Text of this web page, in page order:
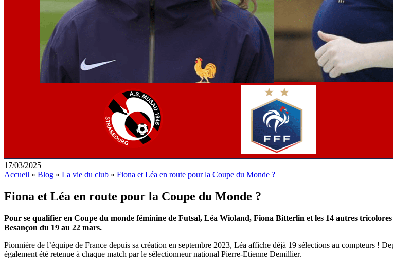
17/03/2025
Accueil » Blog » La vie du club » Fiona et Léa en route pour la Coupe du Monde ?
Fiona et Léa en route pour la Coupe du Monde ?
Pour se qualifier en Coupe du monde féminine de Futsal, Léa Wioland, Fiona Bitterlin et les 14 autres
Besançon du 19 au 22 mars.
Pionnière de l’équipe de France depuis sa création en septembre 2023, Léa affiche déjà 19 sélections au compteurs !
également été retenue à chaque match par le sélectionneur national Pierre-Etienne Demillier.